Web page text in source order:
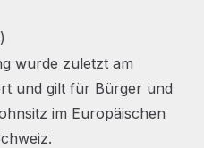
wurde zuletzt am
und gilt für Bürger und
im Europäischen